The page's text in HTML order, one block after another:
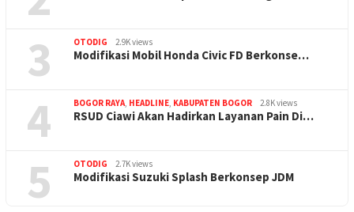
3 OTODIG 2.9K views
Modifikasi Mobil Honda Civic FD Berkonse…
4 BOGOR RAYA, HEADLINE, KABUPATEN BOGOR 2.8K views
RSUD Ciawi Akan Hadirkan Layanan Pain Di…
5 OTODIG 2.7K views
Modifikasi Suzuki Splash Berkonsep JDM